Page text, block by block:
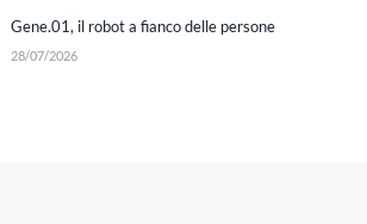
Gene.01, il robot a fianco delle persone
28/07/2026